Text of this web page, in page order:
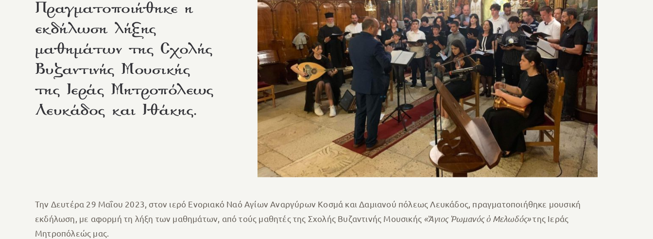
Πραγματοποιήθηκε η
εκδήλωση λήξης
μαθημάτων της Σχολής
Βυζαντινής Μουσικής
της Ιεράς Μητροπόλεως
Λευκάδος και Ιθάκης.
Την Δευτέρα 29 Μαΐου 2023, στον ιερό Ενοριακό Ναό Αγίων Αναργύρων Κοσμά και Δαμιανού πόλεως Λευκάδος, πραγματοποιήθηκε μουσική
εκδήλωση, με αφορμή τη λήξη των μαθημάτων, από τούς μαθητές της Σχολής Βυζαντινής Μουσικής «Ἅγιος Ῥωμανός ὁ Μελωδός»της Ιεράς
Μητροπόλεώς μας.